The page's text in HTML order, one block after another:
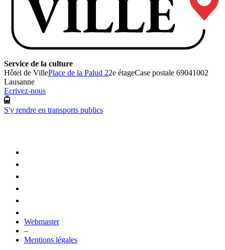
Service de la culture
Hôtel de VillePlace de la Palud 22e étageCase postale 69041002
Lausanne
Ecrivez-nous
S'y rendre en transports publics
Webmaster
–
Mentions légales